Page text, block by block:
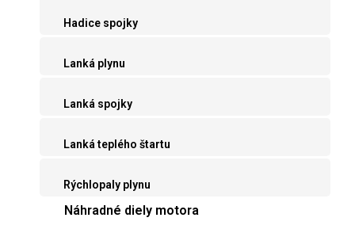
Hadice spojky
Lanká plynu
Lanká spojky
Lanká teplého štartu
Rýchlopaly plynu
Náhradné diely motora